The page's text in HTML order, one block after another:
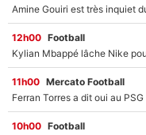
12h00 Football
11h00 Mercato Football
10h00 Football